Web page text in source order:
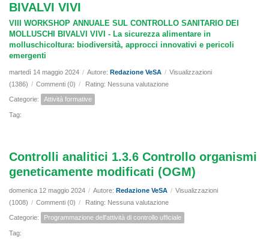
BIVALVI VIVI
VIII WORKSHOP ANNUALE SUL CONTROLLO SANITARIO DEI
MOLLUSCHI BIVALVI VIVI - La sicurezza alimentare in
molluschicoltura: biodiversità, approcci innovativi e pericoli
emergenti
martedì 14 maggio 2024 / Autore: Redazione VeSA / Visualizzazioni
(1386) / Commenti (0) / Rating: Nessuna valutazione
Categorie: Attività formative
Tag:
Controlli analitici 1.3.6 Controllo organismi
geneticamente modificati (OGM)
domenica 12 maggio 2024 / Autore: Redazione VeSA / Visualizzazioni
(1008) / Commenti (0) / Rating: Nessuna valutazione
Categorie: Programmazione dell'attività di controllo ufficiale
Tag: